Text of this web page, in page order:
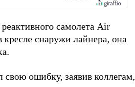
самолета Air
снаружи лайнера, она
ошибку, заявив коллегам,